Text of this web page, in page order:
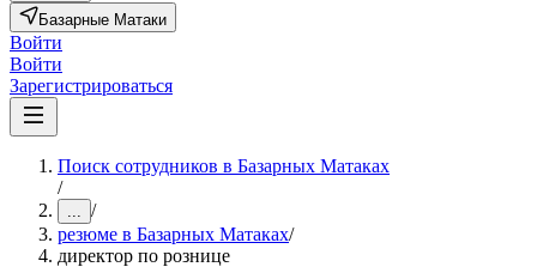
Базарные Матаки
Войти
Войти
Зарегистрироваться
Поиск сотрудников в Базарных Матаках
/
... /
резюме в Базарных Матаках/
директор по рознице